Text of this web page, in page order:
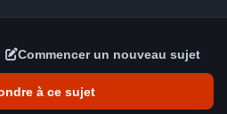
Commencer un nouveau sujet
à ce sujet